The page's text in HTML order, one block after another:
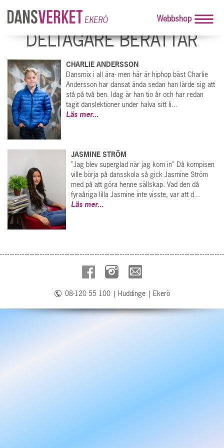
EKERÖ Webbshop
DELTAGARE BERÄTTAR
CHARLIE ANDERSSON
Dansmix i all ära- men här är hiphop bäst Charlie
Andersson har dansat ända sedan han lärde sig att
stå på två ben. Idag är han tio år och har redan
tagit danslektioner under halva sitt li...
Läs mer...
JASMINE STRÖM
”Jag blev superglad när jag kom in” Då kompisen
ville börja på dansskola så gick Jasmine Ström
med på att göra henne sällskap. Vad den då
fyraåriga lilla Jasmine inte visste, var att d...
Läs mer...
08-120 55 100 | Huddinge | Ekerö